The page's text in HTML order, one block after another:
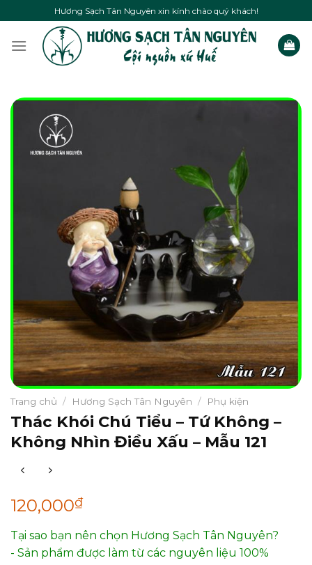
to
content
Hương Sạch Tân Nguyên xin kính chào quý khách!
Trang chủ / Hương Sạch Tân Nguyên / Phụ kiện
Thác Khói Chú Tiểu – Tứ Không –
Không Nhìn Điều Xấu – Mẫu 121
120,000₫
Tại sao bạn nên chọn Hương Sạch Tân Nguyên?
- Sản phẩm được làm từ các nguyên liệu 100%